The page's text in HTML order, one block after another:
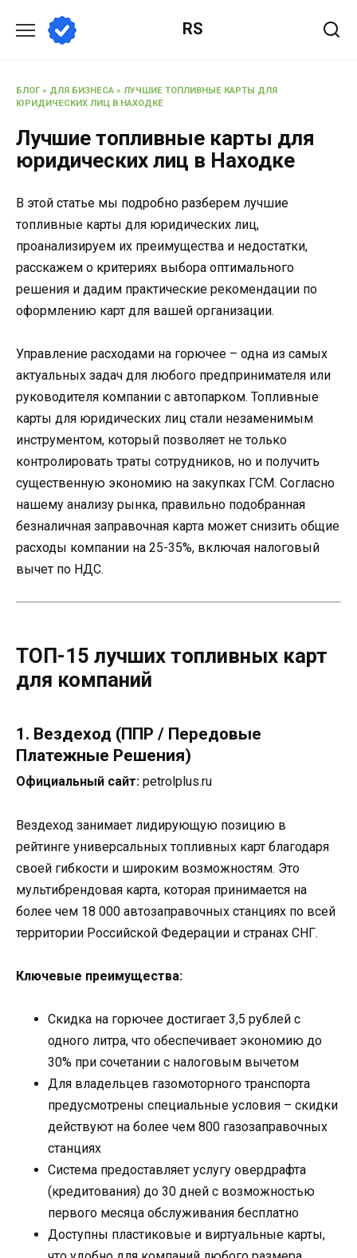
содержанию
RS
БЛОГ» ДЛЯ БИЗНЕСА » ЛУЧШИЕ ТОПЛИВНЫЕ КАРТЫ ДЛЯ
ЮРИДИЧЕСКИХ ЛИЦ В НАХОДКЕ
Лучшие топливные карты для
юридических лиц в Находке
В этой статье мы подробно разберем лучшие
топливные карты для юридических лиц,
проанализируем их преимущества и недостатки,
расскажем о критериях выбора оптимального
решения и дадим практические рекомендации по
оформлению карт для вашей организации.
Управление расходами на горючее – одна из самых
актуальных задач для любого предпринимателя или
руководителя компании с автопарком. Топливные
карты для юридических лиц стали незаменимым
инструментом, который позволяет не только
контролировать траты сотрудников, но и получить
существенную экономию на закупках ГСМ. Согласно
нашему анализу рынка, правильно подобранная
безналичная заправочная карта может снизить общие
расходы компании на 25-35%, включая налоговый
вычет по НДС.
ТОП-15 лучших топливных карт
для компаний
1. Вездеход (ППР / Передовые
Платежные Решения)
Официальный сайт: petrolplus.ru
Вездеход занимает лидирующую позицию в
рейтинге универсальных топливных карт благодаря
своей гибкости и широким возможностям. Это
мультибрендовая карта, которая принимается на
более чем 18 000 автозаправочных станциях по всей
территории Российской Федерации и странах СНГ.
Ключевые преимущества:
Скидка на горючее достигает 3,5 рублей с
одного литра, что обеспечивает экономию до
30% при сочетании с налоговым вычетом
Для владельцев газомоторного транспорта
предусмотрены специальные условия – скидки
действуют на более чем 800 газозаправочных
станциях
Система предоставляет услугу овердрафта
(кредитования) до 30 дней с возможностью
первого месяца обслуживания бесплатно
Доступны пластиковые и виртуальные карты,